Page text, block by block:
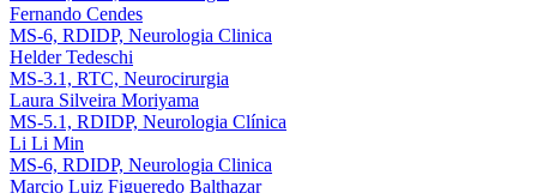
Fernando Cendes
MS-6, RDIDP, Neurologia Clinica
Helder Tedeschi
MS-3.1, RTC, Neurocirurgia
Laura Silveira Moriyama
MS-5.1, RDIDP, Neurologia Clínica
Li Li Min
MS-6, RDIDP, Neurologia Clinica
Marcio Luiz Figueredo Balthazar